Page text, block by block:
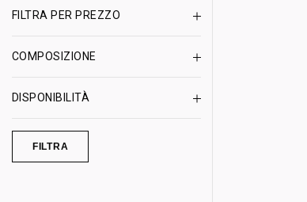
FILTRA PER PREZZO
COMPOSIZIONE
DISPONIBILITÀ
FILTRA